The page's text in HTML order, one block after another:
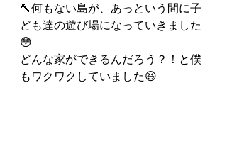
🔨何もない島が、あっという間に子
ども達の遊び場になっていきました
😳
どんな家ができるんだろう？！と僕
もワクワクしていました😆